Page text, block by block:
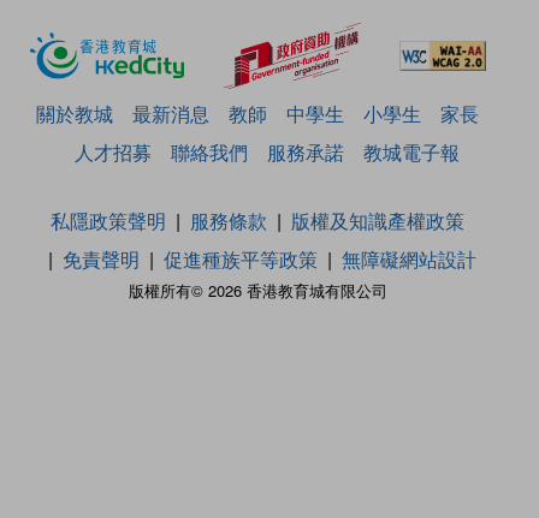
關於教城 最新消息 教師 中學生 小學生
家長
人才招募
聯絡我們 服務承諾 教城電子報
版權所有© 2026 香港教育城有限公司
私隱政策聲明 服務條款
版權及知識產權政策
免責聲明
促進種族平等政策 無障礙網站設計